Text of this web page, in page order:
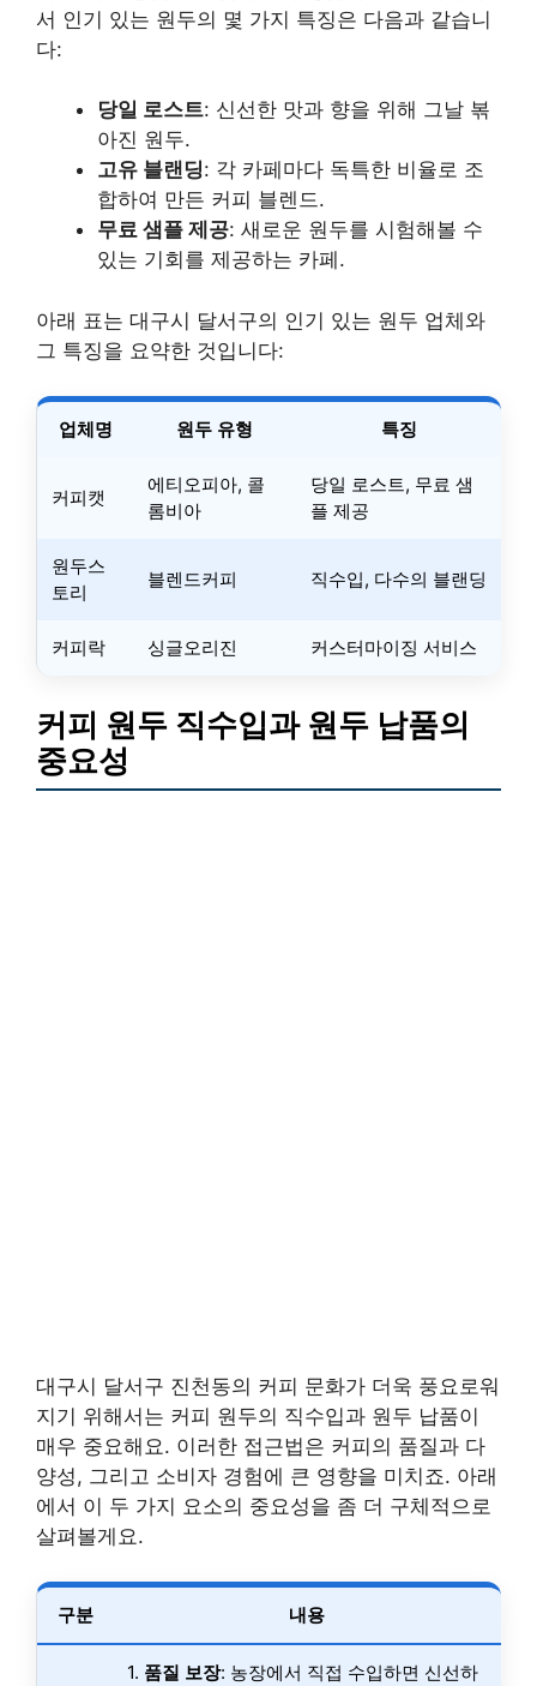
서 인기 있는 원두의 몇 가지 특징은 다음과 같습니
다:
당일 로스트: 신선한 맛과 향을 위해 그날 볶
아진 원두.
고유 블랜딩: 각 카페마다 독특한 비율로 조
합하여 만든 커피 블렌드.
무료 샘플 제공: 새로운 원두를 시험해볼 수
있는 기회를 제공하는 카페.
아래 표는 대구시 달서구의 인기 있는 원두 업체와
그 특징을 요약한 것입니다:
업체명 원두 유형 특징
커피캣
에티오피아, 콜
롬비아
당일 로스트, 무료 샘
플 제공
원두스
토리
블렌드커피 직수입, 다수의 블랜딩
커피락 싱글오리진 커스터마이징 서비스
커피 원두 직수입과 원두 납품의
중요성
대구시 달서구 진천동의 커피 문화가 더욱 풍요로워
지기 위해서는 커피 원두의 직수입과 원두 납품이
매우 중요해요. 이러한 접근법은 커피의 품질과 다
양성, 그리고 소비자 경험에 큰 영향을 미치죠. 아래
에서 이 두 가지 요소의 중요성을 좀 더 구체적으로
살펴볼게요.
구분 내용
1. 품질 보장: 농장에서 직접 수입하면 신선하